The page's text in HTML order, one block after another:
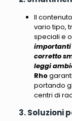
Il
vario tipo,
speciali e
importanti
corretto
leggi
Rho
portando
centri di
3. Soluzioni